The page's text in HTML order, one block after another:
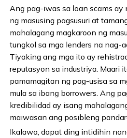
Ang pag-iwas sa loan scams ay
ng masusing pagsusuri at
mahalagang magkaroon ng
tungkol sa mga lenders na nag-
Tiyaking ang mga ito ay
reputasyon sa industriya. Maari
pamamagitan ng pag-usisa sa
mula sa ibang borrowers. Ang
kredibilidad ay isang
maiwasan ang posibleng
Ikalawa, dapat ding intidihin